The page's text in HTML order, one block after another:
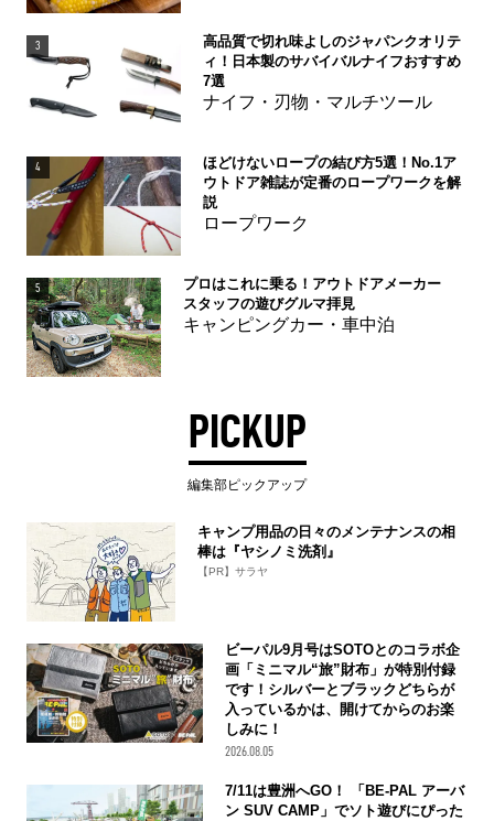
3
高品質で切れ味よしのジャパンクオリテ
ィ！日本製のサバイバルナイフおすすめ
7選
ナイフ・刃物・マルチツール
4
ほどけないロープの結び方5選！No.1ア
ウトドア雑誌が定番のロープワークを解
説
ロープワーク
5
プロはこれに乗る！アウトドアメーカー
スタッフの遊びグルマ拝見
キャンピングカー・車中泊
PICKUP
編集部ピックアップ
キャンプ用品の日々のメンテナンスの相
棒は『ヤシノミ洗剤』
【PR】サラヤ
ビーパル9月号はSOTOとのコラボ企
画「ミニマル“旅”財布」が特別付録
です！シルバーとブラックどちらが
入っているかは、開けてからのお楽
しみに！
2026.08.05
7/11は豊洲へGO！ 「BE-PAL アーバ
ン SUV CAMP」でソト遊びにぴった